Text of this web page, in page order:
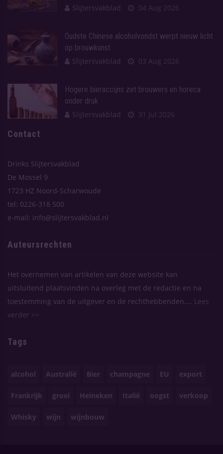
Slijtersvakblad
04 Aug 2026
Oudste Chinese alcoholvondst werpt nieuw licht
op brouwkunst
Slijtersvakblad
03 Aug 2026
Hogere bieraccijns zet brouwers en horeca
onder druk
Slijtersvakblad
31 Jul 2026
Contact
Drinks Slijtersvakblad
De Mossel 9
1723 HZ Noord-Scharwoude
tel: 0226-318 500
e-mail: info@slijtersvakblad.nl
Auteursrechten
Het overnemen van artikelen van deze website kan
uitsluitend plaatsvinden na overleg met de redactie en na
toestemming van de uitgever en de rechthebbenden....
Lees
verder >>
Tags
alcohol Australië Bier champagne EU export
Frankrijk groei Heineken Italië oogst verkoop
Whisky wijn wijnbouw